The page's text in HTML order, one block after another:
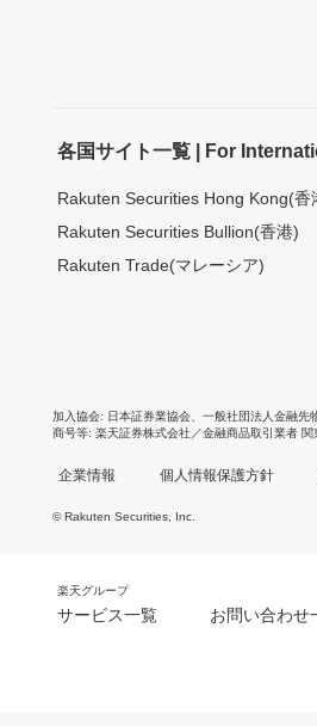
各国サイト一覧 | For
Rakuten Securities Hong Kong(香
Rakuten Securities Bullion(香港)
Rakuten Trade(マレーシア)
加入協会 日本証券業協会 一般社団法人金融先
商号等 楽天証券株式会社／金融商品取引業者
企業情報 個人情報保護方針
© Rakuten Securities, Inc.
楽天グループ
サービス一覧 お問い合わせ